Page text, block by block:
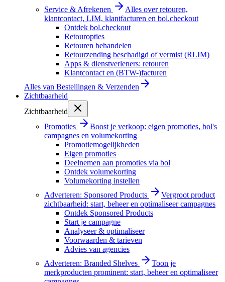
Service & Afrekenen
Alles over retouren,
klantcontact, LIM, klantfacturen en bol.checkout
Ontdek bol.checkout
Retouropties
Retouren behandelen
Retourzending beschadigd of vermist (RLIM)
Apps & dienstverleners: retouren
Klantcontact en (BTW-)facturen
Alles van Bestellingen & Verzenden
Zichtbaarheid
Zichtbaarheid
Promoties
Boost je verkoop: eigen promoties, bol's
campagnes en volumekorting
Promotiemogelijkheden
Eigen promoties
Deelnemen aan promoties via bol
Ontdek volumekorting
Volumekorting instellen
Adverteren: Sponsored Products
Vergroot product
zichtbaarheid: start, beheer en optimaliseer campagnes
Ontdek Sponsored Products
Start je campagne
Analyseer & optimaliseer
Voorwaarden & tarieven
Advies van agencies
Adverteren: Branded Shelves
Toon je
merkproducten prominent: start, beheer en optimaliseer